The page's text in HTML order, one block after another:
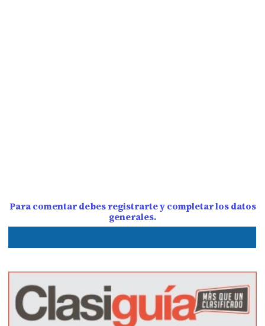
Para comentar debes registrarte y completar los datos
generales.